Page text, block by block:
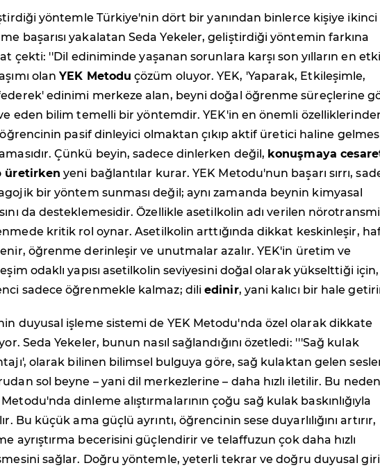
yöntemle Türkiye'nin dört bir yanından binlerce kişiye ikinci
başarısı yakalatan Seda Yekeler, geliştirdiği yöntemin farkına
çekti: ''Dil ediniminde yaşanan sorunlara karşı son yılların en
olanYEK Metodu çözüm oluyor. YEK, 'Yaparak, Etkileşimle,
edinimi merkeze alan, beyni doğal öğrenme süreçlerine
eden bilim temelli bir yöntemdir. YEK'in en önemli
pasif dinleyici olmaktan çıkıp aktif üretici haline
Çünkü beyin, sadece dinlerken değil, konuşmaya
üretirken yeni bağlantılar kurar. YEK Metodu'nun başarı sırrı,
bir yöntem sunması değil; aynı zamanda beynin kimyasal
da desteklemesidir. Özellikle asetilkolin adı verilen
kritik rol oynar. Asetilkolin arttığında dikkat keskinleşir,
öğrenme derinleşir ve unutmalar azalır. YEK'in üretim ve
odaklı yapısı asetilkolin seviyesini doğal olarak yükselttiği için,
sadece öğrenmekle kalmaz; diliedinir, yani kalıcı bir hale
duyusal işleme sistemi de YEK Metodu'nda özel olarak dikkate
Seda Yekeler, bunun nasıl sağlandığını özetledi: '''Sağ kulak
olarak bilinen bilimsel bulguya göre, sağ kulaktan gelen
sol beyne – yani dil merkezlerine – daha hızlı iletilir. Bu
Metodu'nda dinleme alıştırmalarının çoğu sağ kulak baskınlığıyla
Bu küçük ama güçlü ayrıntı, öğrencinin sese duyarlılığını artırır,
ayrıştırma becerisini güçlendirir ve telaffuzun çok daha hızlı
sağlar. Doğru yöntemle, yeterli tekrar ve doğru duyusal